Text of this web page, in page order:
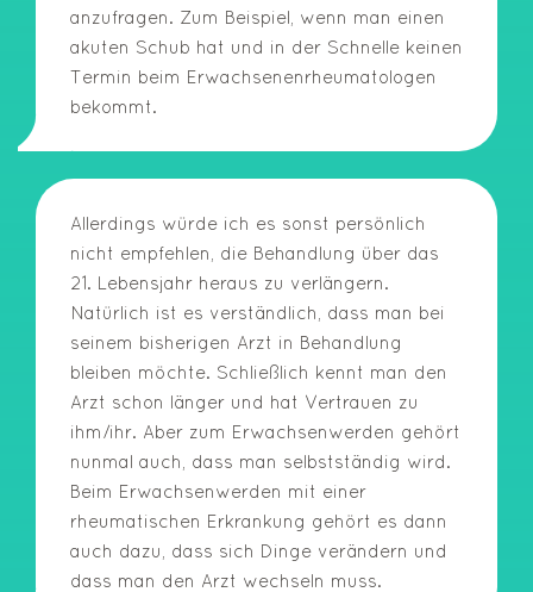
anzufragen. Zum Beispiel, wenn man einen
akuten Schub hat und in der Schnelle keinen
Termin beim Erwachsenenrheumatologen
bekommt.
Allerdings würde ich es sonst persönlich
nicht empfehlen, die Behandlung über das
21. Lebensjahr heraus zu verlängern.
Natürlich ist es verständlich, dass man bei
seinem bisherigen Arzt in Behandlung
bleiben möchte. Schließlich kennt man den
Arzt schon länger und hat Vertrauen zu
ihm/ihr. Aber zum Erwachsenwerden gehört
nunmal auch, dass man selbstständig wird.
Beim Erwachsenwerden mit einer
rheumatischen Erkrankung gehört es dann
auch dazu, dass sich Dinge verändern und
dass man den Arzt wechseln muss.